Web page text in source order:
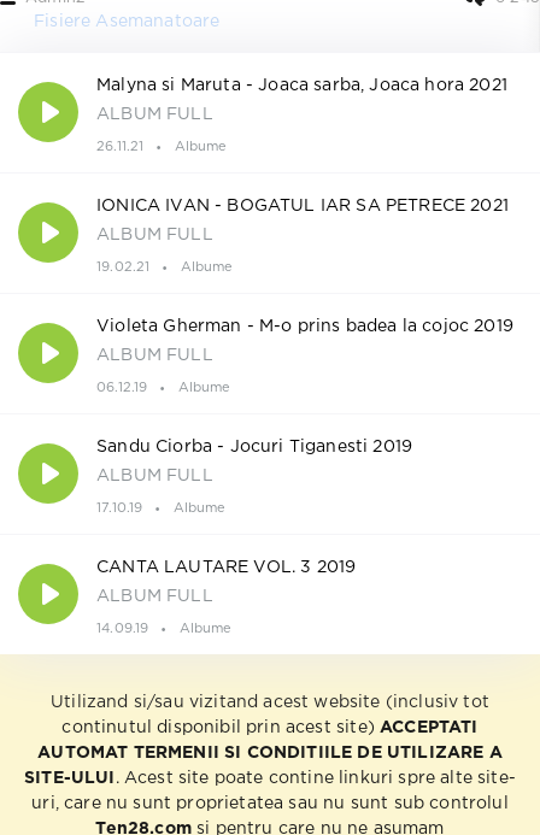
Fisiere Asemanatoare
Malyna si Maruta - Joaca sarba, Joaca hora 2021
ALBUM FULL
26.11.21 Albume
IONICA IVAN - BOGATUL IAR SA PETRECE 2021
ALBUM FULL
19.02.21 Albume
Violeta Gherman - M-o prins badea la cojoc 2019
ALBUM FULL
06.12.19 Albume
Sandu Ciorba - Jocuri Tiganesti 2019
ALBUM FULL
17.10.19 Albume
CANTA LAUTARE VOL. 3 2019
ALBUM FULL
14.09.19 Albume
Utilizand si/sau vizitand acest website (inclusiv tot
continutul disponibil prin acest site) ACCEPTATI
AUTOMAT TERMENII SI CONDITIILE DE UTILIZARE A
SITE-ULUI
. Acest site poate contine linkuri spre alte site-
uri, care nu sunt proprietatea sau nu sunt sub controlul
Ten28.comsi pentru care nu ne asumam